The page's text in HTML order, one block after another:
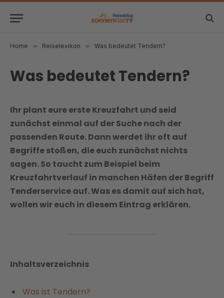
Home » Reiselexikon » Was bedeutet Tendern?
Was bedeutet Tendern?
Ihr plant eure erste Kreuzfahrt und seid
zunächst einmal auf der Suche nach der
passenden Route. Dann werdet ihr oft auf
Begriffe stoßen, die euch zunächst nichts
sagen. So taucht zum Beispiel beim
Kreuzfahrtverlauf in manchen Häfen der Begriff
Tenderservice auf. Was es damit auf sich hat,
wollen wir euch in diesem Eintrag erklären.
Inhaltsverzeichnis
Was ist Tendern?